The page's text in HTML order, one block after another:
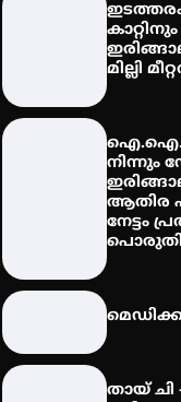
മില്ലി
ഐ.ഐ.ടി
നിന്നും
ആതിര
നേട്ടം
പൊരുതി
തായ് ചി